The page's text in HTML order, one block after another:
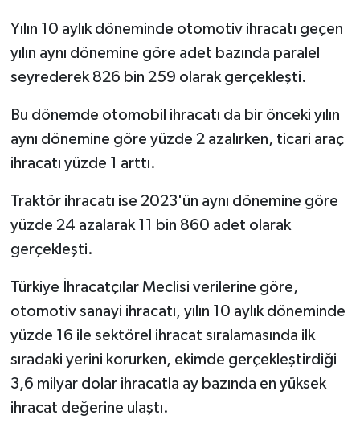
Yılın 10 aylık döneminde otomotiv ihracatı geçen
yılın aynı dönemine göre adet bazında paralel
seyrederek 826 bin 259 olarak gerçekleşti.
Bu dönemde otomobil ihracatı da bir önceki yılın
aynı dönemine göre yüzde 2 azalırken, ticari araç
ihracatı yüzde 1 arttı.
Traktör ihracatı ise 2023'ün aynı dönemine göre
yüzde 24 azalarak 11 bin 860 adet olarak
gerçekleşti.
Türkiye İhracatçılar Meclisi verilerine göre,
otomotiv sanayi ihracatı, yılın 10 aylık döneminde
yüzde 16 ile sektörel ihracat sıralamasında ilk
sıradaki yerini korurken, ekimde gerçekleştirdiği
3,6 milyar dolar ihracatla ay bazında en yüksek
ihracat değerine ulaştı.